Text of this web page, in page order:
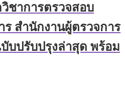
ชาการตรวจสอบ
สำนักงานผู้ตรวจการ
บปรับปรุงล่าสุด พร้อม